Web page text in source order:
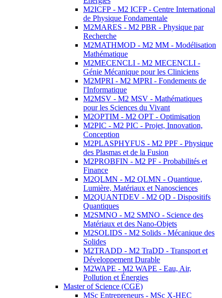
M2ICFP - M2 ICFP - Centre International
de Physique Fondamentale
M2MARES - M2 PBR - Physique par
Recherche
M2MATHMOD - M2 MM - Modélisation
Mathématique
M2MECENCLI - M2 MECENCLI -
Génie Mécanique pour les Cliniciens
M2MPRI - M2 MPRI - Fondements de
l'Informatique
M2MSV - M2 MSV - Mathématiques
pour les Sciences du Vivant
M2OPTIM - M2 OPT - Optimisation
M2PIC - M2 PIC - Projet, Innovation,
Conception
M2PLASPHYFUS - M2 PPF - Physique
des Plasmas et de la Fusion
M2PROBFIN - M2 PF - Probabilités et
Finance
M2QLMN - M2 QLMN - Quantique,
Lumière, Matériaux et Nanosciences
M2QUANTDEV - M2 QD - Dispositifs
Quantiques
M2SMNO - M2 SMNO - Science des
Matériaux et des Nano-Objets
M2SOLIDS - M2 Solids - Mécanique des
Solides
M2TRADD - M2 TraDD - Transport et
Développement Durable
M2WAPE - M2 WAPE - Eau, Air,
Pollution et Énergies
Master of Science (CGE)
MSc Entrepreneurs - MSc X-HEC